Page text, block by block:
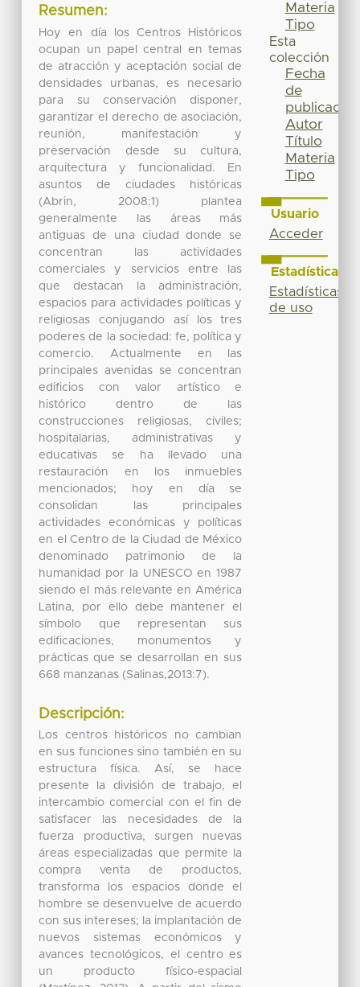
Resumen:
Hoy en día los Centros Históricos
ocupan un papel central en temas
de atracción y aceptación social de
densidades urbanas, es necesario
para su conservación disponer,
garantizar el derecho de asociación,
reunión, manifestación y
preservación desde su cultura,
arquitectura y funcionalidad. En
asuntos de ciudades históricas
(Abrin, 2008:1) plantea
generalmente las áreas más
antiguas de una ciudad donde se
concentran las actividades
comerciales y servicios entre las
que destacan la administración,
espacios para actividades políticas y
religiosas conjugando así los tres
poderes de la sociedad: fe, política y
comercio. Actualmente en las
principales avenidas se concentran
edificios con valor artístico e
histórico dentro de las
construcciones religiosas, civiles;
hospitalarias, administrativas y
educativas se ha llevado una
restauración en los inmuebles
mencionados; hoy en día se
consolidan las principales
actividades económicas y políticas
en el Centro de la Ciudad de México
denominado patrimonio de la
humanidad por la UNESCO en 1987
siendo el más relevante en América
Latina, por ello debe mantener el
símbolo que representan sus
edificaciones, monumentos y
prácticas que se desarrollan en sus
668 manzanas (Salinas,2013:7).
Descripción:
Los centros históricos no cambian
en sus funciones sino también en su
estructura física. Así, se hace
presente la división de trabajo, el
intercambio comercial con el fin de
satisfacer las necesidades de la
fuerza productiva, surgen nuevas
áreas especializadas que permite la
compra venta de productos,
transforma los espacios donde el
hombre se desenvuelve de acuerdo
con sus intereses; la implantación de
nuevos sistemas económicos y
avances tecnológicos, el centro es
un producto físico-espacial
Materia
Tipo
Esta
colección
Fecha
de
publicación
Autor
Título
Materia
Tipo
Usuario
Acceder
Estadísticas
Estadísticas
de uso